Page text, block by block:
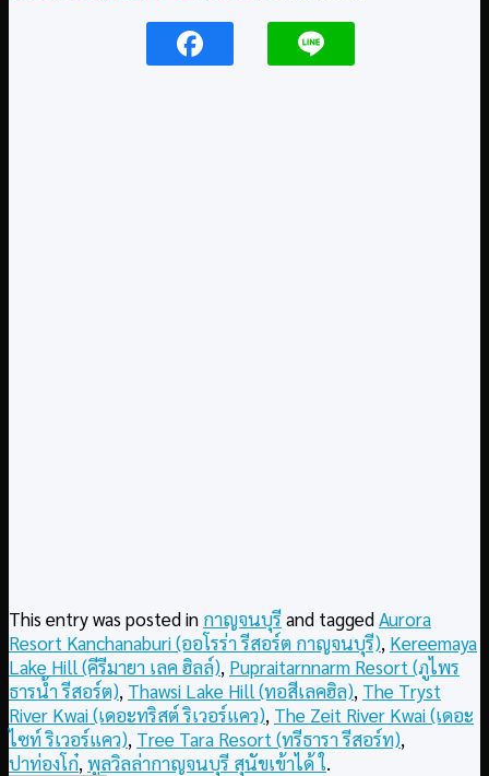
This entry was posted in กาญจนบุรีand taggedAurora
Resort Kanchanaburi (ออโรร่า รีสอร์ต กาญจนบุรี), Kereemaya
Lake Hill (คีรีมายา เลค ฮิลล์), Pupraitarnnarm Resort (ภูไพร
ธารน้ำ รีสอร์ต), Thawsi Lake Hill (ทอสีเลคฮิล), The Tryst
River Kwai (เดอะทริสต์ ริเวอร์แคว), The Zeit River Kwai (เดอะ
ไซท์ ริเวอร์แคว), Tree Tara Resort (ทรีธารา รีสอร์ท),
ปาท่องโก๋, พูลวิลล่ากาญจนบุรี สุนัขเข้าได้ ใ.